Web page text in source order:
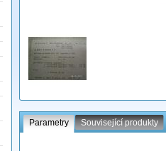
Parametry Související produkty